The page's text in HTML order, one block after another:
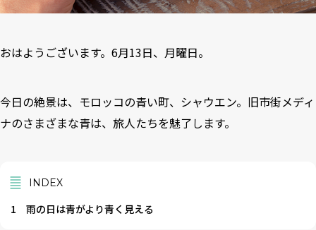
おはようございます。6月13日、月曜日。
今日の絶景は、モロッコの青い町、シャウエン。旧市街メディ
ナのさまざまな青は、旅人たちを魅了します。
INDEX
1 雨の日は青がより青く見える